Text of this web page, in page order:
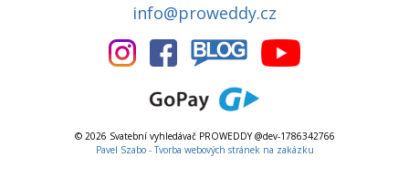
info@proweddy.cz
© 2026 Svatební vyhledávač PROWEDDY @dev-1786342766
Pavel Szabo - Tvorba webových stránek na zakázku